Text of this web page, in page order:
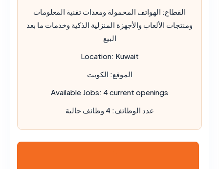
القطاع: الهواتف المحمولة ومعدات تقنية المعلومات
ومنتجات الألعاب والأجهزة المنزلية الذكية وخدمات ما بعد
البيع
Location: Kuwait
الموقع: الكويت
Available Jobs: 4 current openings
عدد الوظائف: